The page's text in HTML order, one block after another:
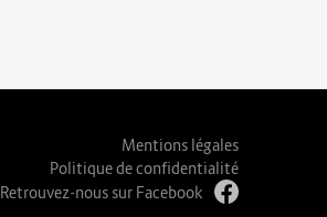
Mentions légales
Politique de confidentialité
Retrouvez-nous sur Facebook